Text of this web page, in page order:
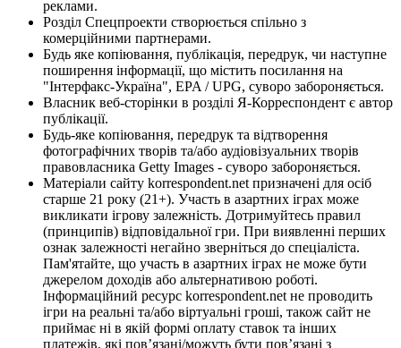
реклами.
Розділ Спецпроекти створюється спільно з
комерційними партнерами.
Будь яке копіювання, публікація, передрук, чи наступне
поширення інформації, що містить посилання на
"Інтерфакс-Україна", EPA / UPG, суворо забороняється.
Власник веб-сторінки в розділі Я-Корреспондент є автор
публікації.
Будь-яке копіювання, передрук та відтворення
фотографічних творів та/або аудіовізуальних творів
правовласника Getty Images - суворо забороняється.
Матеріали сайту korrespondent.net призначені для осіб
старше 21 року (21+). Участь в азартних іграх може
викликати ігрову залежність. Дотримуйтесь правил
(принципів) відповідальної гри. При виявленні перших
ознак залежності негайно зверніться до спеціаліста.
Пам'ятайте, що участь в азартних іграх не може бути
джерелом доходів або альтернативою роботі.
Інформаційний ресурс korrespondent.net не проводить
ігри на реальні та/або віртуальні гроші, також сайт не
приймає ні в якій формі оплату ставок та інших
платежів, які пов’язані/можуть бути пов’язані з